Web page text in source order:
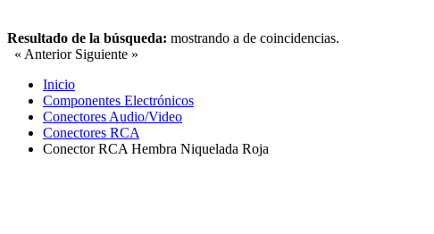
Resultado de la búsqueda: mostrando a de coincidencias.
« Anterior Siguiente »
Inicio
Componentes Electrónicos
Conectores Audio/Video
Conectores RCA
Conector RCA Hembra Niquelada Roja